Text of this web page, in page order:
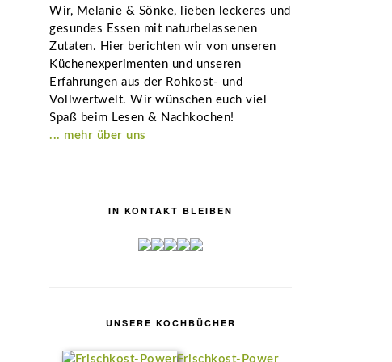
Wir, Melanie & Sönke, lieben leckeres und
gesundes Essen mit naturbelassenen
Zutaten. Hier berichten wir von unseren
Küchenexperimenten und unseren
Erfahrungen aus der Rohkost- und
Vollwertwelt. Wir wünschen euch viel
Spaß beim Lesen & Nachkochen!
... mehr über uns
IN KONTAKT BLEIBEN
UNSERE KOCHBÜCHER
Frischkost-Power